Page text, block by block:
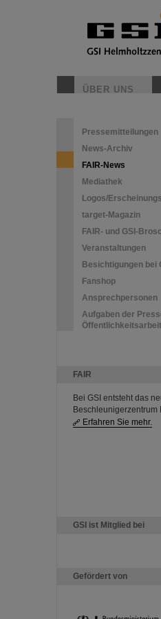
ÜBER UNS
Pressemitteilungen
News-Archiv
FAIR-News
Mediathek
Logos/
target-Magazin
FAIR- und GSI-
Veranstaltungen
Besichtigungen bei
Fanshop
Ansprechpersonen
Aufgaben der
Öffentlichkeitsarbeit
FAIR
Bei GSI entsteht das
Beschleunigerzentrum
Erfahren Sie mehr.
GSI ist Mitglied bei
Gefördert von